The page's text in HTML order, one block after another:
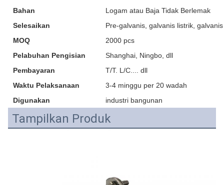
Bahan
Logam atau Baja Tidak Berlemak
Selesaikan
Pre-galvanis, galvanis listrik,
MOQ
2000 pcs
Pelabuhan Pengisian
Shanghai, Ningbo, dll
Pembayaran
T/T. L/C.... dll
Waktu Pelaksanaan
3-4 minggu per 20 wadah
Digunakan
industri bangunan
Tampilkan Produk